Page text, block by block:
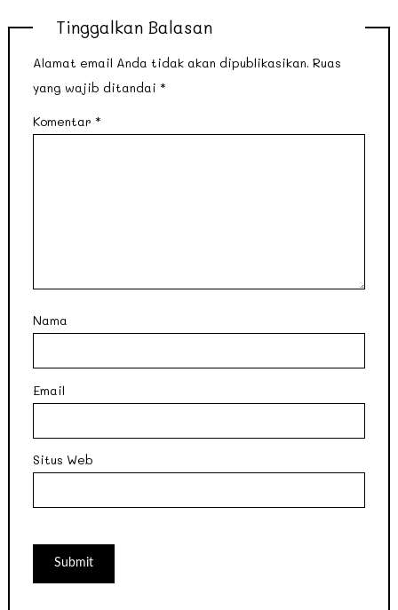
Tinggalkan Balasan
Alamat email Anda tidak akan dipublikasikan. Ruas
yang wajib ditandai *
Komentar *
Nama
Email
Situs Web